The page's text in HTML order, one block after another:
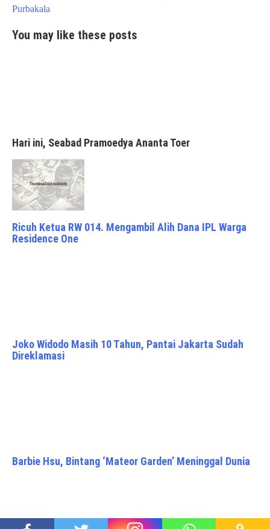
Purbakala
You may like these posts
Hari ini, Seabad Pramoedya Ananta Toer
Ricuh Ketua RW 014. Mengambil Alih Dana IPL Warga
Residence One
Joko Widodo Masih 10 Tahun, Pantai Jakarta Sudah
Direklamasi
Barbie Hsu, Bintang ‘Mateor Garden’ Meninggal Dunia